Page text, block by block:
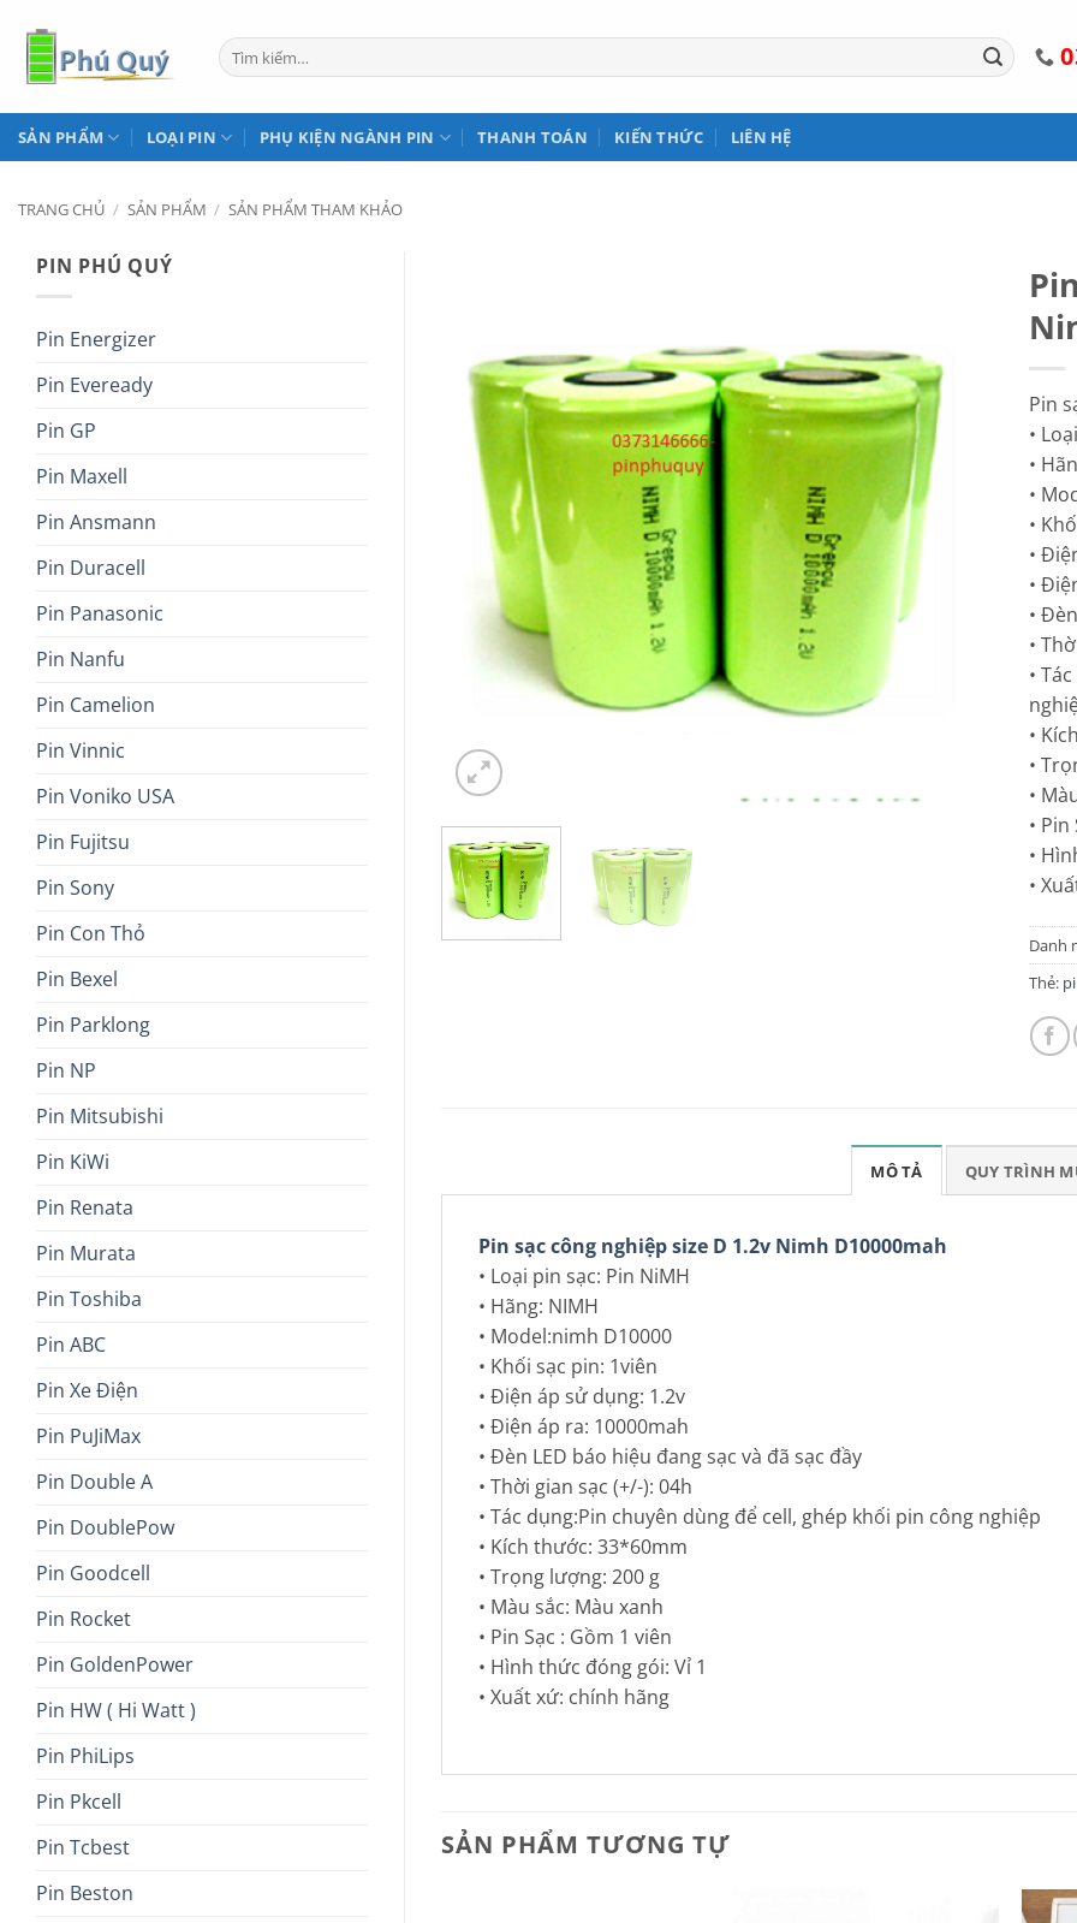
qua
nội
Tìm
kiếm:
SẢN PHẨM LOẠI PIN PHỤ KIỆN NGÀNH PIN THANH TOÁN KIẾN THỨC LIÊN HỆ
TRANG CHỦ / SẢN PHẨM / SẢN PHẨM THAM KHẢO
PIN PHÚ QUÝ
Pin Energizer
Pin Eveready
Pin GP
Pin Maxell
Pin Ansmann
Pin Duracell
Pin Panasonic
Pin Nanfu
Pin Camelion
Pin Vinnic
Pin Voniko USA
Pin Fujitsu
Pin Sony
Pin Con Thỏ
Pin Bexel
Pin Parklong
Pin NP
Pin Mitsubishi
Pin KiWi
Pin Renata
Pin Murata
Pin Toshiba
Pin ABC
Pin Xe Điện
Pin PuJiMax
Pin Double A
Pin DoublePow
Pin Goodcell
Pin Rocket
Pin GoldenPower
Pin HW ( Hi Watt )
Pin PhiLips
Pin Pkcell
Pin Tcbest
Pin Beston
Pin
•
•
•
•
•
•
•
•
•
•
•
•
•
•
•
Danh
Thẻ:
MÔ TẢ QUY TRÌNH
Pin sạc công nghiệp size D 1.2v Nimh D10000mah
• Loại pin sạc: Pin NiMH
• Hãng: NIMH
• Model:nimh D10000
• Khối sạc pin: 1viên
• Điện áp sử dụng: 1.2v
• Điện áp ra: 10000mah
• Đèn LED báo hiệu đang sạc và đã sạc đầy
• Thời gian sạc (+/-): 04h
• Tác dụng:Pin chuyên dùng để cell, ghép khối pin công nghiệp
• Kích thước: 33*60mm
• Trọng lượng: 200 g
• Màu sắc: Màu xanh
• Pin Sạc : Gồm 1 viên
• Hình thức đóng gói: Vỉ 1
• Xuất xứ: chính hãng
SẢN PHẨM TƯƠNG TỰ